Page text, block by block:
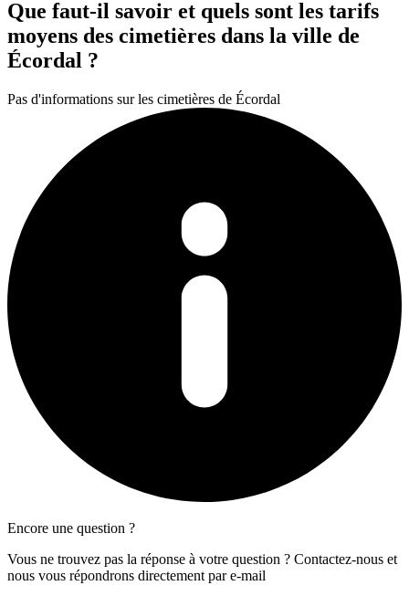
Que faut-il savoir et quels sont les tarifs
moyens des cimetières dans la ville de
Écordal ?
Pas d'informations sur les cimetières de Écordal
Encore une question ?
Vous ne trouvez pas la réponse à votre question ? Contactez-nous et
nous vous répondrons directement par e-mail